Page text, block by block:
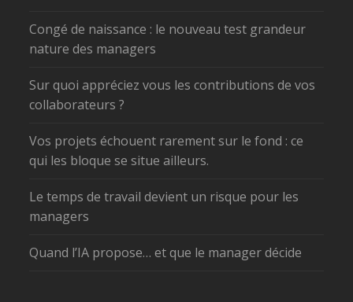
Congé de naissance : le nouveau test grandeur
nature des managers
Sur quoi appréciez vous les contributions de vos
collaborateurs ?
Vos projets échouent rarement sur le fond : ce
qui les bloque se situe ailleurs.
Le temps de travail devient un risque pour les
managers
Quand l’IA propose… et que le manager décide